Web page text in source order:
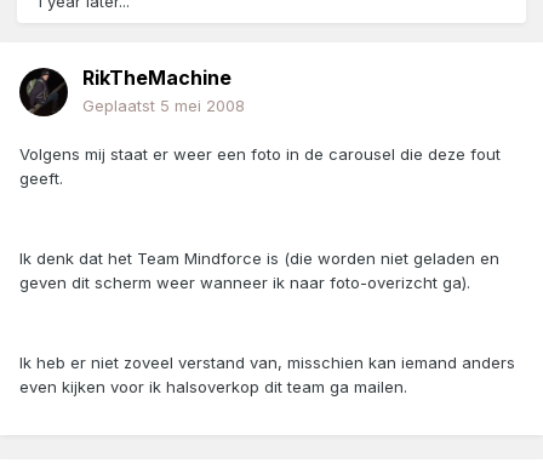
RikTheMachine
Geplaatst 5 mei 2008
Volgens mij staat er weer een foto in de carousel die deze fout
geeft.
Ik denk dat het Team Mindforce is (die worden niet geladen en
geven dit scherm weer wanneer ik naar foto-overizcht ga).
Ik heb er niet zoveel verstand van, misschien kan iemand anders
even kijken voor ik halsoverkop dit team ga mailen.